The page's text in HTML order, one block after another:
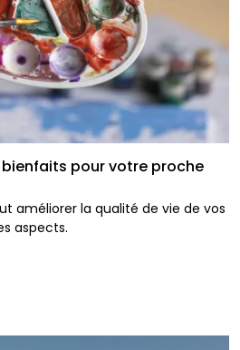
bienfaits pour votre proche
améliorer la qualité de vie de vos
aspects.